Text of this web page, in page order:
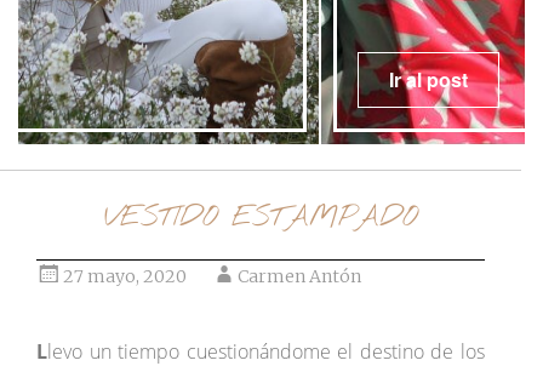
Ir al post
VESTIDO ESTAMPADO
27 mayo, 2020 Carmen Antón
Llevo un tiempo cuestionándome el destino de los